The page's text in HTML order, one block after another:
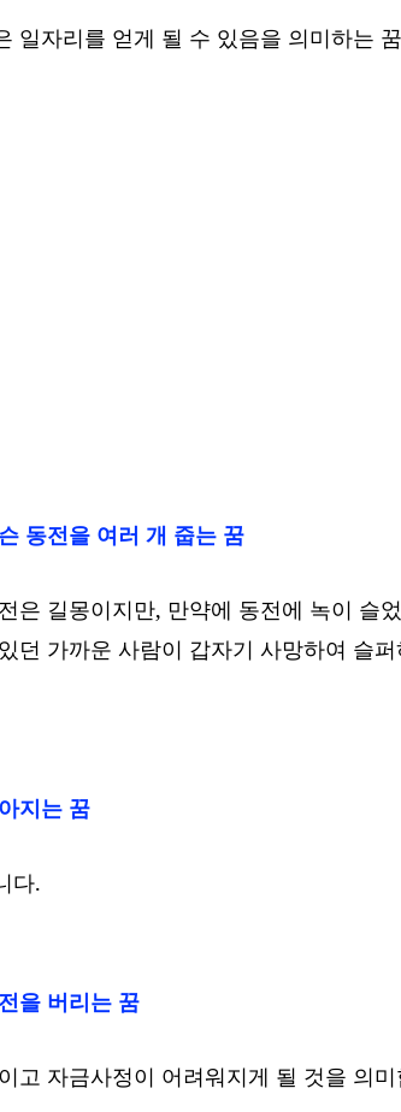
일자리를 얻게 될 수 있음을 의미하는
동전을 여러 개 줍는 꿈
은 길몽이지만, 만약에 동전에 녹이 슬
던 가까운 사람이 갑자기 사망하여 슬
지는 꿈
다.
을 버리는 꿈
고 자금사정이 어려워지게 될 것을 의